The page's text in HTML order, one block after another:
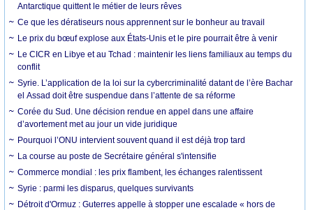
Antarctique quittent le métier de leurs rêves
Ce que les dératiseurs nous apprennent sur le bonheur au travail
Le prix du bœuf explose aux États-Unis et le pire pourrait être à venir
Le CICR en Libye et au Tchad : maintenir les liens familiaux au temps du
conflit
Syrie. L’application de la loi sur la cybercriminalité datant de l’ère Bachar
el Assad doit être suspendue dans l’attente de sa réforme
Corée du Sud. Une décision rendue en appel dans une affaire
d’avortement met au jour un vide juridique
Pourquoi l’ONU intervient souvent quand il est déjà trop tard
La course au poste de Secrétaire général s'intensifie
Commerce mondial : les prix flambent, les échanges ralentissent
Syrie : parmi les disparus, quelques survivants
Détroit d'Ormuz : Guterres appelle à stopper une escalade « hors de